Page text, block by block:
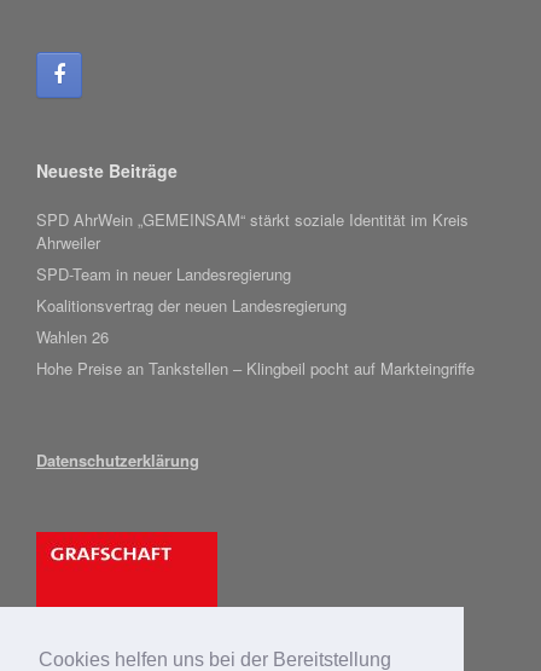
Cookies helfen uns bei der Bereitstellung
Neueste Beiträge
SPD AhrWein „GEMEINSAM“ stärkt soziale Identität im Kreis
Ahrweiler
SPD-Team in neuer Landesregierung
Koalitionsvertrag der neuen Landesregierung
Wahlen 26
Hohe Preise an Tankstellen – Klingbeil pocht auf Markteingriffe
Datenschutzerklärung